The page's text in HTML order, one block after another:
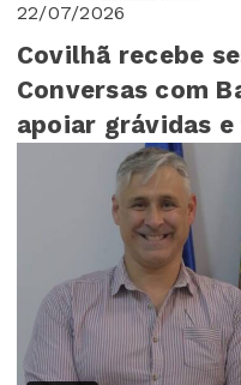
22/07/2026
Covilhã recebe
Conversas com
apoiar grávidas